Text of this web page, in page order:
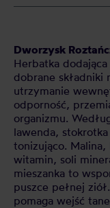
Dworzysk
Herbatka
dobrane składniki
utrzymanie
odporność,
organizmu.
lawenda,
tonizująco.
witamin, soli
mieszanka to
puszce pełnej
pomaga wejść